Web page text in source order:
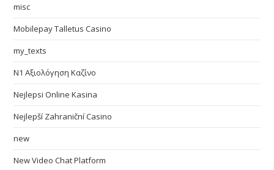
misc
Mobilepay Talletus Casino
my_texts
N1 Αξιολόγηση Καζίνο
Nejlepsi Online Kasina
Nejlepší Zahraniční Casino
new
New Video Chat Platform